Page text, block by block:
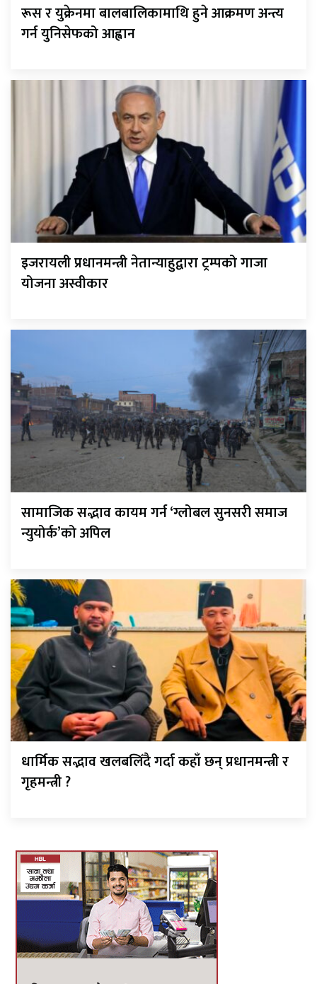
रूस र युक्रेनमा बालबालिकामाथि हुने आक्रमण अन्त्य
गर्न युनिसेफको आह्वान
इजरायली प्रधानमन्त्री नेतान्याहुद्वारा ट्रम्पको गाजा
योजना अस्वीकार
सामाजिक सद्भाव कायम गर्न ‘ग्लोबल सुनसरी समाज
न्युयोर्क’को अपिल
धार्मिक सद्भाव खलबलिँदै गर्दा कहाँ छन् प्रधानमन्त्री र
गृहमन्त्री ?